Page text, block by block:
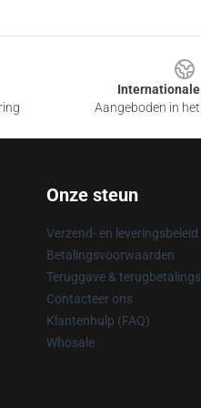
Aangeboden in
Onze steun
Verzend- en leveringsbeleid
Betalingsvoorwaarden
Teruggave &
Contacteer ons
Klantenhulp (FAQ)
Whosale